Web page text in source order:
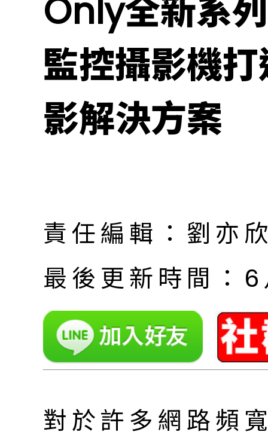
Only全新系
監控攝影機
影解決方案
責任編輯：劉亦
最後更新時間
對於許多網路頻